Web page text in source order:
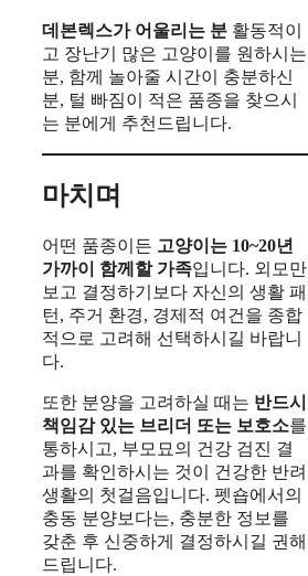
데본렉스가 어울리는 분 활동적이
고 장난기 많은 고양이를 원하시는
분, 함께 놀아줄 시간이 충분하신
분, 털 빠짐이 적은 품종을 찾으시
는 분에게 추천드립니다.
마치며
어떤 품종이든 고양이는 10~20년
가까이 함께할 가족입니다. 외모만
보고 결정하기보다 자신의 생활 패
턴, 주거 환경, 경제적 여건을 종합
적으로 고려해 선택하시길 바랍니
다.
또한 분양을 고려하실 때는 반드시
책임감 있는 브리더 또는 보호소를
통하시고, 부모묘의 건강 검진 결
과를 확인하시는 것이 건강한 반려
생활의 첫걸음입니다. 펫숍에서의
충동 분양보다는, 충분한 정보를
갖춘 후 신중하게 결정하시길 권해
드립니다.